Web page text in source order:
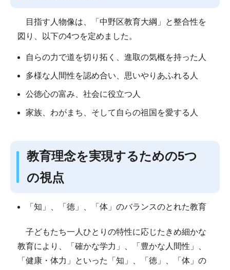
目指す人物像は、「中野区教育大綱」と整合性を
図り、以下の4つを定めました。
自らの力で道を切り拓く、進取の気概を持った人
多様な人間性を認め合い、思いやりあふれる人
公徳心の富み、社会に役立つ人
家族、わがまち、そして自らの祖国を愛する人
教育理念を実現するための5つ
の視点
「知」、「徳」、「体」のバランスのとれた教育
子どもたち一人ひとりの特性に応じたきめ細かな
教育により、「確かな学力」、「豊かな人間性」、
「健康・体力」といった「知」、「徳」、「体」の